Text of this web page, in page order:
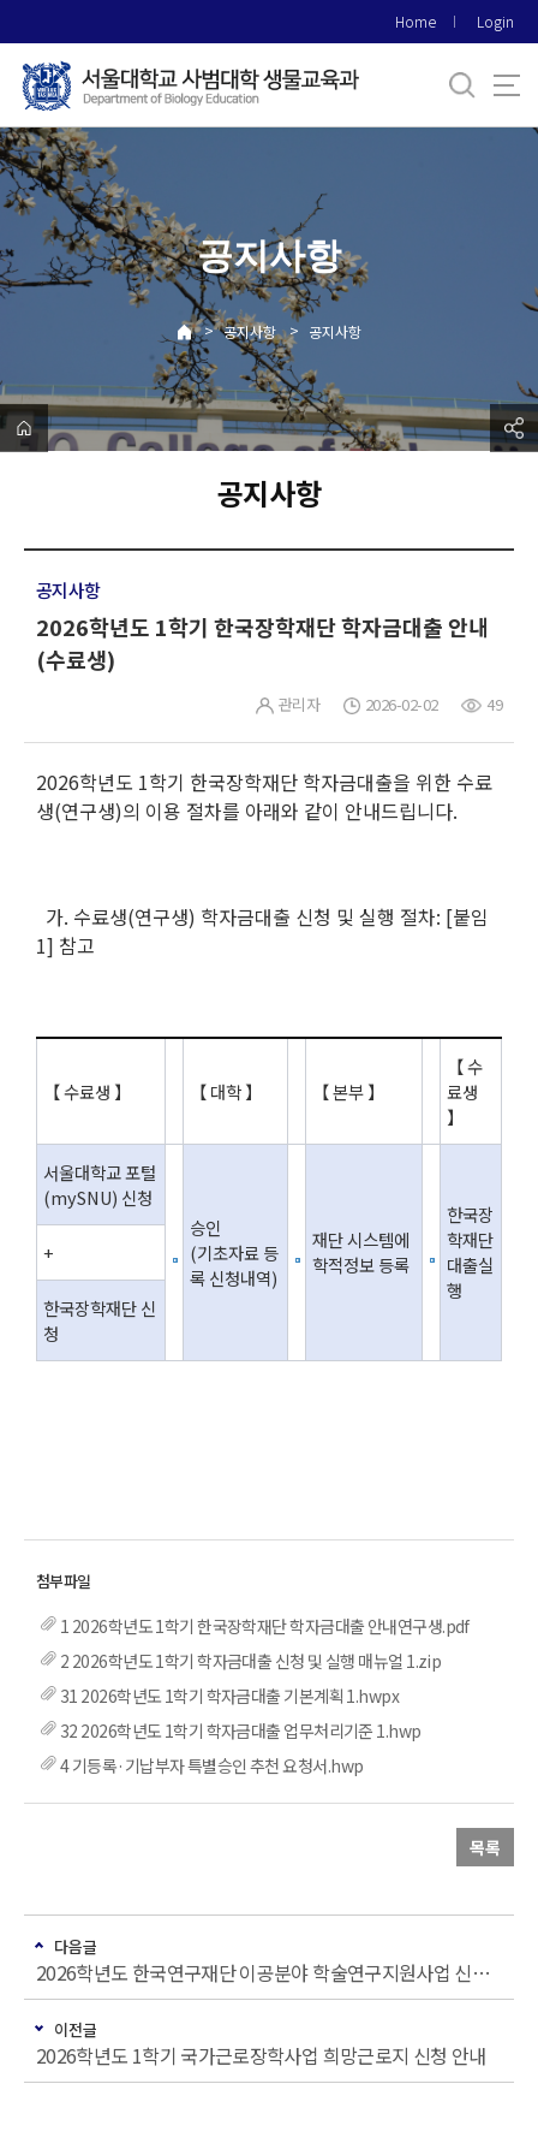
로
메
뉴
Home Login
공지사항
> 공지사항 > 공지사항
공지사항
공지사항
2026학년도 1학기 한국장학재단 학자금대출 안내
(수료생)
관리자 2026-02-02 49
2026학년도 1학기 한국장학재단 학자금대출을 위한 수료
생(연구생)의 이용 절차를 아래와 같이 안내드립니다.
가. 수료생(연구생) 학자금대출 신청 및 실행 절차: [붙임
1] 참고
【 수료생 】 【 대학 】 【 본부 】
【 수
료생
】
서울대학교 포털
(mySNU) 신청
승인
(기초자료 등
록 신청내역)
재단 시스템에
학적정보 등록
한국장
학재단
대출실
행
+
한국장학재단 신
청
1 2026학년도 1학기 한국장학재단 학자금대출 안내연구생.pdf
2 2026학년도 1학기 학자금대출 신청 및 실행 매뉴얼 1.zip
31 2026학년도 1학기 학자금대출 기본계획 1.hwpx
32 2026학년도 1학기 학자금대출 업무처리기준 1.hwp
4 기등록·기납부자 특별승인 추천 요청서.hwp
목록
다음글
2026학년도 한국연구재단 이공분야 학술연구지원사업 신규과제 공모 안내
이전글
2026학년도 1학기 국가근로장학사업 희망근로지 신청 안내